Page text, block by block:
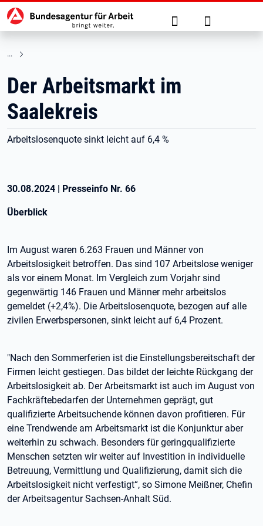
zu den Hauptinhalten springen
Hauptnavigation Suche Anmelden
Der Arbeitsmarkt im
Saalekreis
Arbeitslosenquote sinkt leicht auf 6,4 %
30.08.2024 | Presseinfo Nr. 66
Überblick
Im August waren 6.263 Frauen und Männer von
Arbeitslosigkeit betroffen. Das sind 107 Arbeitslose weniger
als vor einem Monat. Im Vergleich zum Vorjahr sind
gegenwärtig 146 Frauen und Männer mehr arbeitslos
gemeldet (+2,4%). Die Arbeitslosenquote, bezogen auf alle
zivilen Erwerbspersonen, sinkt leicht auf 6,4 Prozent.
"Nach den Sommerferien ist die Einstellungsbereitschaft der
Firmen leicht gestiegen. Das bildet der leichte Rückgang der
Arbeitslosigkeit ab. Der Arbeitsmarkt ist auch im August von
Fachkräftebedarfen der Unternehmen geprägt, gut
qualifizierte Arbeitsuchende können davon profitieren. Für
eine Trendwende am Arbeitsmarkt ist die Konjunktur aber
weiterhin zu schwach. Besonders für geringqualifizierte
Menschen setzten wir weiter auf Investition in individuelle
Betreuung, Vermittlung und Qualifizierung, damit sich die
Arbeitslosigkeit nicht verfestigt“, so Simone Meißner, Chefin
der Arbeitsagentur Sachsen-Anhalt Süd.